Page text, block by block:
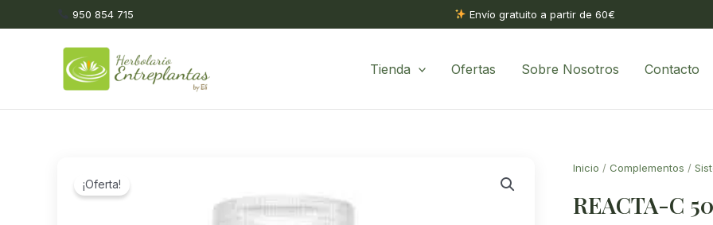
al
950 854 715 Envío gratuito a partir de 60€
Tienda Ofertas Sobre Nosotros Contacto
¡Oferta!
Inicio / Complementos /
REACTA-C